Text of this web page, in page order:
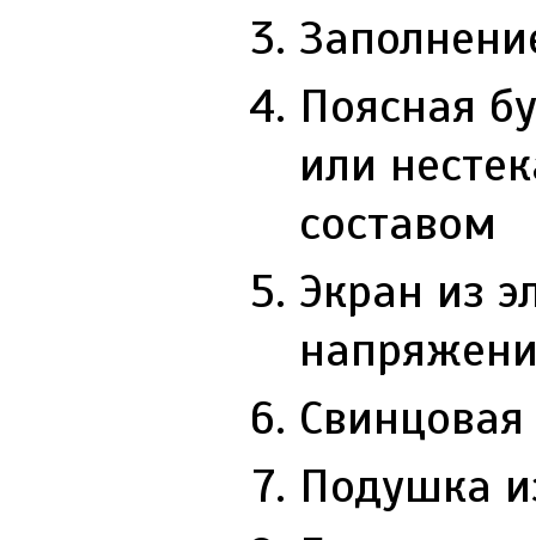
Поясная
или
составом
Экран из
Подушка